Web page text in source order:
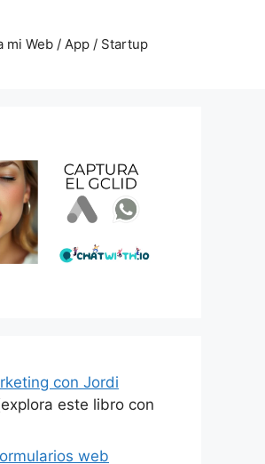
mi Web / App / Startup
con Jordi
este libro con
web